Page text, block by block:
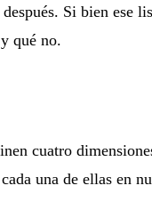
Si bien ese
qué no.
cuatro
una de ellas en